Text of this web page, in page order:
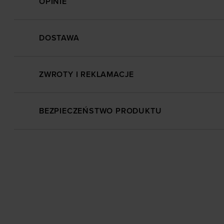
DOSTAWA
ZWROTY I REKLAMACJE
BEZPIECZEŃSTWO PRODUKTU